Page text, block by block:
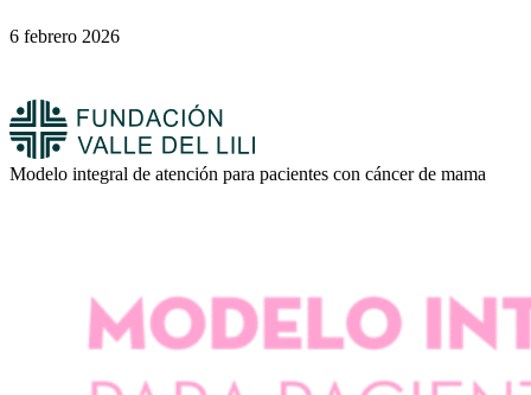
6 febrero 2026
Modelo integral de atención para pacientes con cáncer de mama